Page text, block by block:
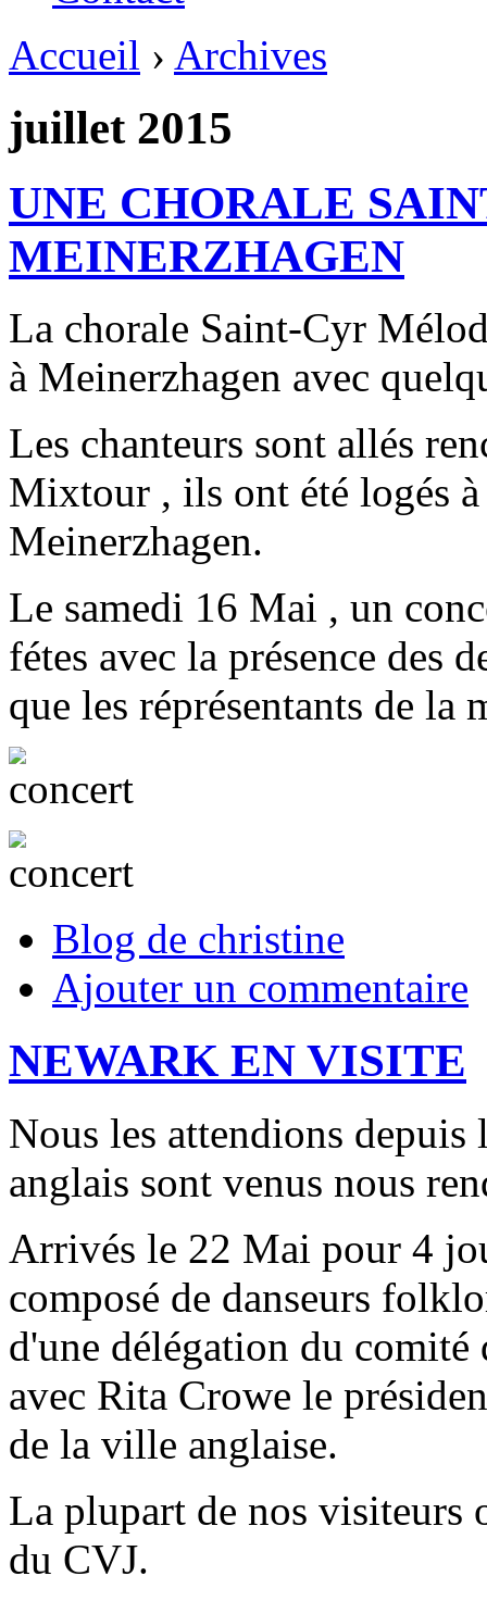
Accueil › Archives
juillet 2015
UNE CHORALE
MEINERZHAGEN
La chorale Saint-Cyr
à Meinerzhagen avec
Les chanteurs sont allés
Mixtour , ils ont été logés à
Meinerzhagen.
Le samedi 16 Mai , un
fétes avec la présence des
que les réprésentants de la
Blog de christine
Ajouter un commentaire
NEWARK EN VISITE
Nous les attendions
anglais sont venus nous
Arrivés le 22 Mai pour 4
composé de danseurs
d'une délégation du
avec Rita Crowe le
de la ville anglaise.
La plupart de nos visiteurs
du CVJ.